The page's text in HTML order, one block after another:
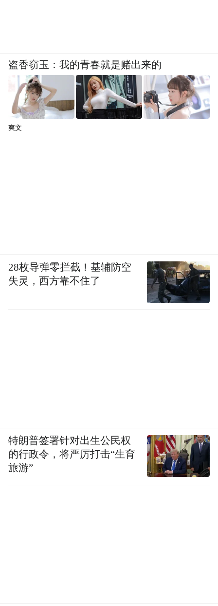
盗香窃玉：我的青春就是赌出来的
爽文
28枚导弹零拦截！基辅防空
失灵，西方靠不住了
特朗普签署针对出生公民权
的行政令，将严厉打击“生育
旅游”